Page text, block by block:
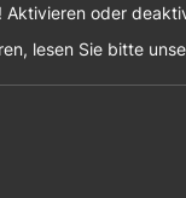
Entwicklung
und
und nachhaltige
oder
lesen Sie bitte